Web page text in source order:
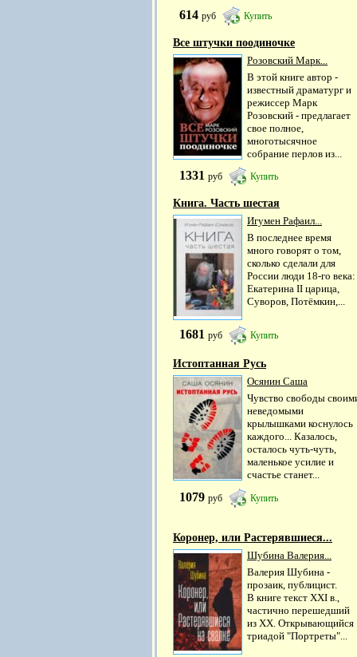
614 руб Купить
Все штучки поодиночке
Розовский Марк...
В этой книге автор -
известный драматург и
режиссер Марк
Розовский - предлагает
свое полное,
многотысячное
собрание перлов из...
1331 руб Купить
Книга. Часть шестая
Игумен Рафаил...
В последнее время
много говорят о том,
сколько сделали для
России люди 18-го века:
Екатерина II царица,
Суворов, Потёмкин,...
1681 руб Купить
Истоптанная Русь
Осянин Саша
Чувство свободы
неведомыми
крылышками коснулось
каждого... Казалось,
осталось чуть-чуть,
маленькое усилие и
счастье станет...
1079 руб Купить
Коронер, или Растерявшиеся...
Шубина Валерия...
Валерия Шубина -
прозаик, публицист.
В книге текст XXI в.,
частично перешедший
из XX. Открывающийся
триадой "Портреты"...